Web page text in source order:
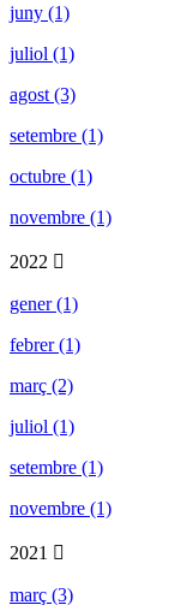
juny (1)
juliol (1)
agost (3)
setembre (1)
octubre (1)
novembre (1)
2022
gener (1)
febrer (1)
març (2)
juliol (1)
setembre (1)
novembre (1)
2021
març (3)